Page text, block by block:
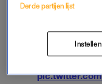
Caroline van
niet' bij onze
Derde partijen lijst
Instellen